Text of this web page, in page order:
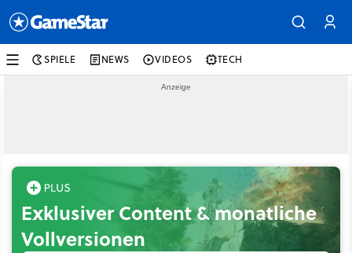
SPIELE NEWS VIDEOS TECH
Exklusiver Content & monatliche
Vollversionen